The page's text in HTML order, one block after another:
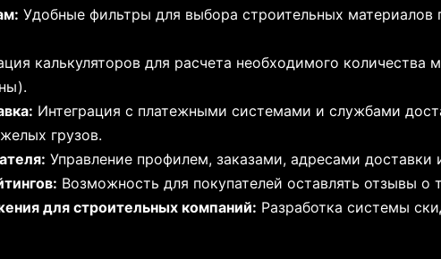
Удобные фильтры для выбора строительных материалов
калькуляторов для расчета необходимого количества
Интеграция с платежными системами и службами
грузов.
Управление профилем, заказами, адресами
Возможность для покупателей оставлять отзывы о
для строительных компаний: Разработка системы